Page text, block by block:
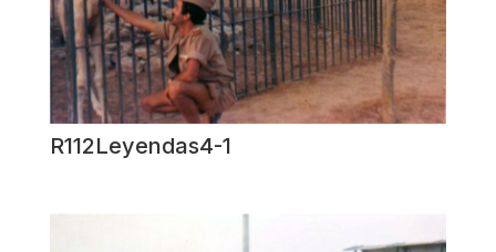
R112Leyendas4-1